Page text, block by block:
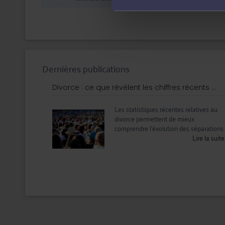
Dernières publications
Divorce : ce que révèlent les chiffres récents ...
Les statistiques récentes relatives au
divorce permettent de mieux
comprendre l’évolution des séparations
Lire la suite